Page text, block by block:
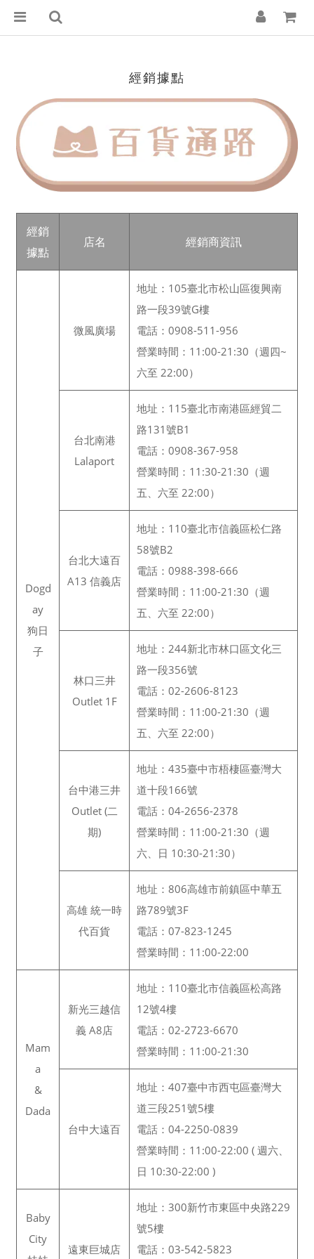
經銷據點
經銷
據點
店名 經銷商資訊
Dogd
ay
狗日
子
微風廣場
地址：105臺北市松山區復興南
路一段39號G樓
電話：0908-511-956
營業時間：11:00-21:30（週四~
六至 22:00）
台北南港
Lalaport
地址：115臺北市南港區經貿二
路131號B1
電話：0908-367-958
營業時間：11:30-21:30（週
五、六至 22:00）
台北大遠百
A13 信義店
地址：110臺北市信義區松仁路
58號B2
電話：0988-398-666
營業時間：11:00-21:30（週
五、六至 22:00）
林口三井
Outlet 1F
地址：244新北市林口區文化三
路一段356號
電話：02-2606-8123
營業時間：11:00-21:30（週
五、六至 22:00）
台中港三井
Outlet (二
期)
地址：435臺中市梧棲區臺灣大
道十段166號
電話：04-2656-2378
營業時間：11:00-21:30（週
六、日 10:30-21:30）
高雄 統一時
代百貨
地址：806高雄市前鎮區中華五
路789號3F
電話：07-823-1245
營業時間：11:00-22:00
Mam
a
&
Dada
新光三越信
義 A8店
地址：110臺北市信義區松高路
12號4樓
電話：02-2723-6670
營業時間：11:00-21:30
台中大遠百
地址：407臺中市西屯區臺灣大
道三段251號5樓
電話：04-2250-0839
營業時間：11:00-22:00 ( 週六、
日 10:30-22:00 )
Baby
City
遠東巨城店
地址：300新竹市東區中央路229
號5樓
電話：03-542-5823